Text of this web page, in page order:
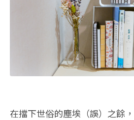
在擋下世俗的塵埃（誤）之餘